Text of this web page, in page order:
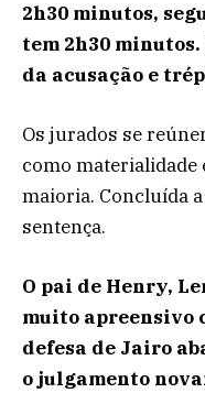
2h30 minutos,
tem 2h30
da acusação e
Os jurados se
como materialidade
maioria. Concluída
sentença.
O pai de Henry,
muito apreensivo
defesa de Jairo
o julgamento